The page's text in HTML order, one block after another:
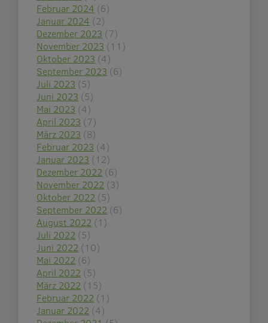
Februar 2024 (6)
Januar 2024 (2)
Dezember 2023 (7)
November 2023 (11)
Oktober 2023 (4)
September 2023 (6)
Juli 2023 (5)
Juni 2023 (5)
Mai 2023 (4)
April 2023 (7)
März 2023 (8)
Februar 2023 (4)
Januar 2023 (12)
Dezember 2022 (6)
November 2022 (3)
Oktober 2022 (5)
September 2022 (6)
August 2022 (1)
Juli 2022 (5)
Juni 2022 (10)
Mai 2022 (6)
April 2022 (5)
März 2022 (15)
Februar 2022 (1)
Januar 2022 (4)